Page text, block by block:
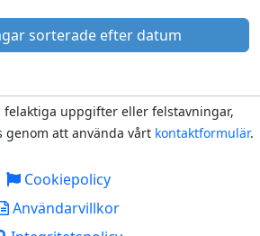
sorterade efter datum
uppgifter eller felstavningar,
att använda vårt kontaktformulär.
Cookiepolicy
Användarvillkor